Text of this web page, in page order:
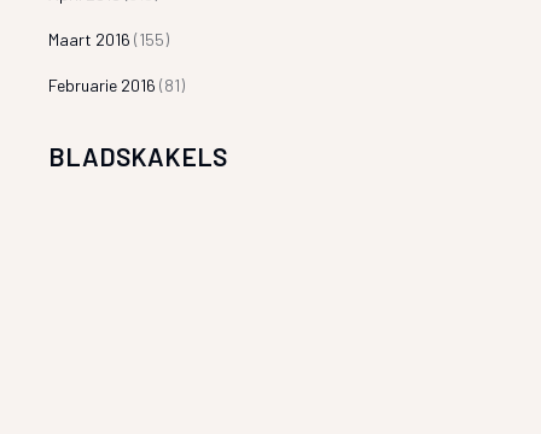
Maart 2016 (155)
Februarie 2016 (81)
BLADSKAKELS